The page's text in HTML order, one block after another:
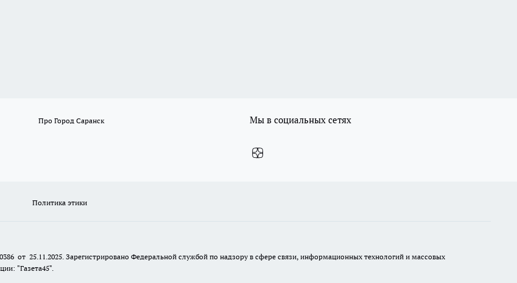
Про Город Саранск Мы в социальных сетях
Политика этики
от 25.11.2025. Зарегистрировано Федеральной службой по надзору в сфере связи, информационных технологий и массовых
"Газета45".